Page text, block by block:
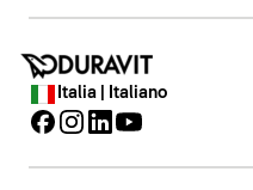
Italia | Italiano